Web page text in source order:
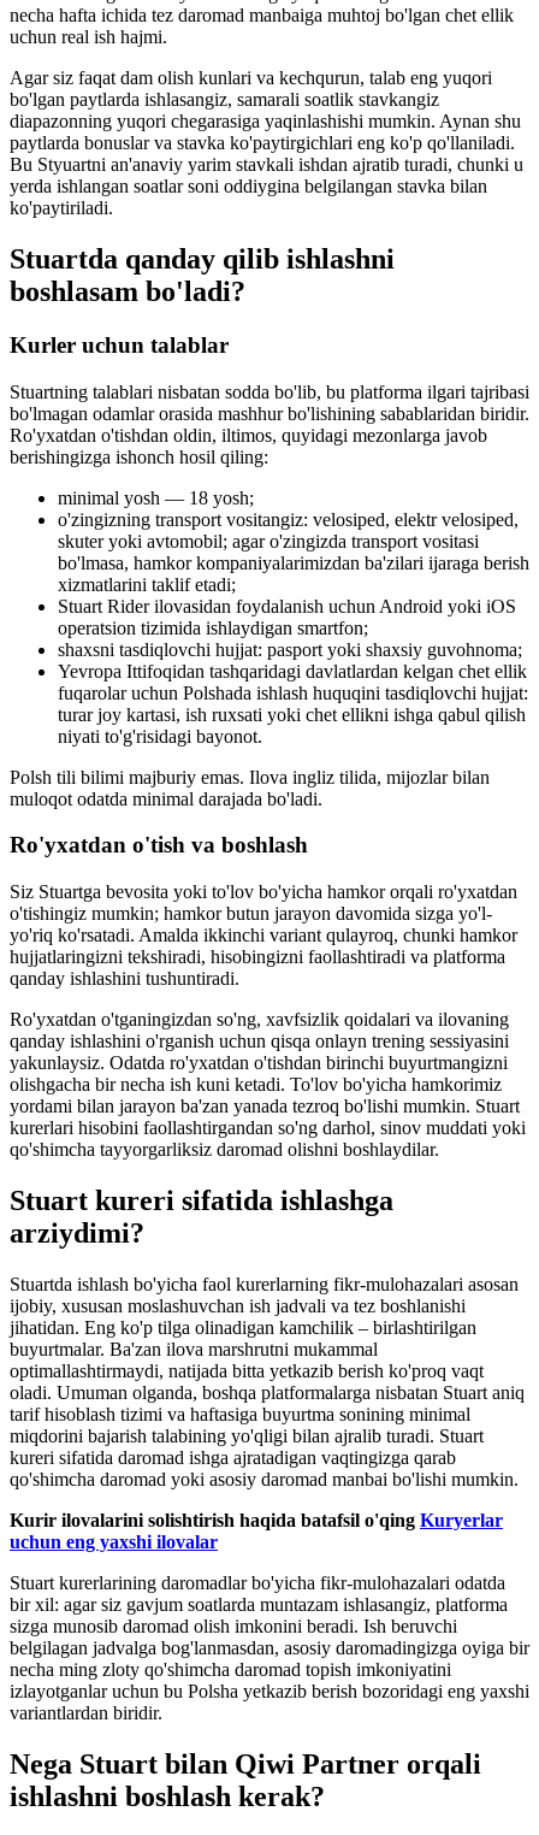
necha hafta ichida tez daromad manbaiga muhtoj bo'lgan chet ellik
uchun real ish hajmi.
Agar siz faqat dam olish kunlari va kechqurun, talab eng yuqori
bo'lgan paytlarda ishlasangiz, samarali soatlik stavkangiz
diapazonning yuqori chegarasiga yaqinlashishi mumkin. Aynan shu
paytlarda bonuslar va stavka ko'paytirgichlari eng ko'p qo'llaniladi.
Bu Styuartni an'anaviy yarim stavkali ishdan ajratib turadi, chunki u
yerda ishlangan soatlar soni oddiygina belgilangan stavka bilan
ko'paytiriladi.
Stuartda qanday qilib ishlashni
boshlasam bo'ladi?
Kurler uchun talablar
Stuartning talablari nisbatan sodda bo'lib, bu platforma ilgari tajribasi
bo'lmagan odamlar orasida mashhur bo'lishining sabablaridan biridir.
Ro'yxatdan o'tishdan oldin, iltimos, quyidagi mezonlarga javob
berishingizga ishonch hosil qiling:
minimal yosh — 18 yosh;
o'zingizning transport vositangiz: velosiped, elektr velosiped,
skuter yoki avtomobil; agar o'zingizda transport vositasi
bo'lmasa, hamkor kompaniyalarimizdan ba'zilari ijaraga berish
xizmatlarini taklif etadi;
Stuart Rider ilovasidan foydalanish uchun Android yoki iOS
operatsion tizimida ishlaydigan smartfon;
shaxsni tasdiqlovchi hujjat: pasport yoki shaxsiy guvohnoma;
Yevropa Ittifoqidan tashqaridagi davlatlardan kelgan chet ellik
fuqarolar uchun Polshada ishlash huquqini tasdiqlovchi hujjat:
turar joy kartasi, ish ruxsati yoki chet ellikni ishga qabul qilish
niyati to'g'risidagi bayonot.
Polsh tili bilimi majburiy emas. Ilova ingliz tilida, mijozlar bilan
muloqot odatda minimal darajada bo'ladi.
Ro'yxatdan o'tish va boshlash
Siz Stuartga bevosita yoki to'lov bo'yicha hamkor orqali ro'yxatdan
o'tishingiz mumkin; hamkor butun jarayon davomida sizga yo'l-
yo'riq ko'rsatadi. Amalda ikkinchi variant qulayroq, chunki hamkor
hujjatlaringizni tekshiradi, hisobingizni faollashtiradi va platforma
qanday ishlashini tushuntiradi.
Ro'yxatdan o'tganingizdan so'ng, xavfsizlik qoidalari va ilovaning
qanday ishlashini o'rganish uchun qisqa onlayn trening sessiyasini
yakunlaysiz. Odatda ro'yxatdan o'tishdan birinchi buyurtmangizni
olishgacha bir necha ish kuni ketadi. To'lov bo'yicha hamkorimiz
yordami bilan jarayon ba'zan yanada tezroq bo'lishi mumkin. Stuart
kurerlari hisobini faollashtirgandan so'ng darhol, sinov muddati yoki
qo'shimcha tayyorgarliksiz daromad olishni boshlaydilar.
Stuart kureri sifatida ishlashga
arziydimi?
Stuartda ishlash bo'yicha faol kurerlarning fikr-mulohazalari asosan
ijobiy, xususan moslashuvchan ish jadvali va tez boshlanishi
jihatidan. Eng ko'p tilga olinadigan kamchilik – birlashtirilgan
buyurtmalar. Ba'zan ilova marshrutni mukammal
optimallashtirmaydi, natijada bitta yetkazib berish ko'proq vaqt
oladi. Umuman olganda, boshqa platformalarga nisbatan Stuart aniq
tarif hisoblash tizimi va haftasiga buyurtma sonining minimal
miqdorini bajarish talabining yo'qligi bilan ajralib turadi. Stuart
kureri sifatida daromad ishga ajratadigan vaqtingizga qarab
qo'shimcha daromad yoki asosiy daromad manbai bo'lishi mumkin.
Kurir ilovalarini solishtirish haqida batafsil o'qing Kuryerlar
uchun eng yaxshi ilovalar
Stuart kurerlarining daromadlar bo'yicha fikr-mulohazalari odatda
bir xil: agar siz gavjum soatlarda muntazam ishlasangiz, platforma
sizga munosib daromad olish imkonini beradi. Ish beruvchi
belgilagan jadvalga bog'lanmasdan, asosiy daromadingizga oyiga bir
necha ming zloty qo'shimcha daromad topish imkoniyatini
izlayotganlar uchun bu Polsha yetkazib berish bozoridagi eng yaxshi
variantlardan biridir.
Nega Stuart bilan Qiwi Partner orqali
ishlashni boshlash kerak?